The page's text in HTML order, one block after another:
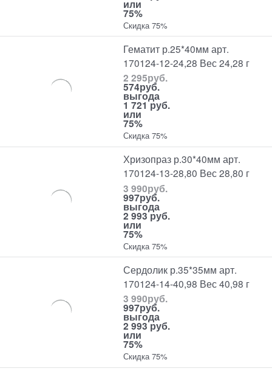
или
75%
Скидка 75%
Гематит р.25*40мм арт.
170124-12-24,28 Вес 24,28 г
2 295руб.
574руб.
выгода
1 721 руб.
или
75%
Скидка 75%
Хризопраз р.30*40мм арт.
170124-13-28,80 Вес 28,80 г
3 990руб.
997руб.
выгода
2 993 руб.
или
75%
Скидка 75%
Сердолик р.35*35мм арт.
170124-14-40,98 Вес 40,98 г
3 990руб.
997руб.
выгода
2 993 руб.
или
75%
Скидка 75%